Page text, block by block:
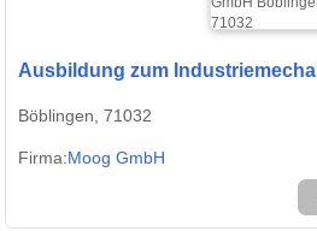
Ausbildung zum
Böblingen, 71032
Firma:Moog GmbH